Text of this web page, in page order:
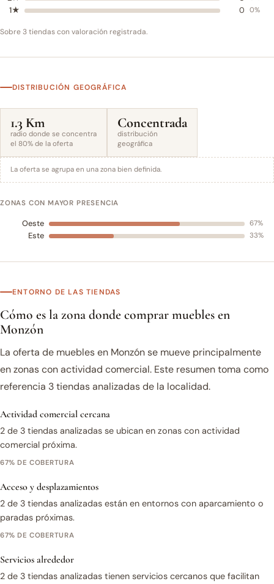
1★ 0 0%
Sobre 3 tiendas con valoración registrada.
DISTRIBUCIÓN GEOGRÁFICA
1.3 Km
radio donde se concentra
el 80% de la oferta
Concentrada
distribución
geográfica
La oferta se agrupa en una zona bien definida.
ZONAS CON MAYOR PRESENCIA
Oeste 67%
Este 33%
ENTORNO DE LAS TIENDAS
Cómo es la zona donde comprar muebles en
Monzón
La oferta de muebles en Monzón se mueve principalmente
en zonas con actividad comercial. Este resumen toma como
referencia 3 tiendas analizadas de la localidad.
Actividad comercial cercana
2 de 3 tiendas analizadas se ubican en zonas con actividad
comercial próxima.
67% DE COBERTURA
Acceso y desplazamientos
2 de 3 tiendas analizadas están en entornos con aparcamiento o
paradas próximas.
67% DE COBERTURA
Servicios alrededor
2 de 3 tiendas analizadas tienen servicios cercanos que facilitan